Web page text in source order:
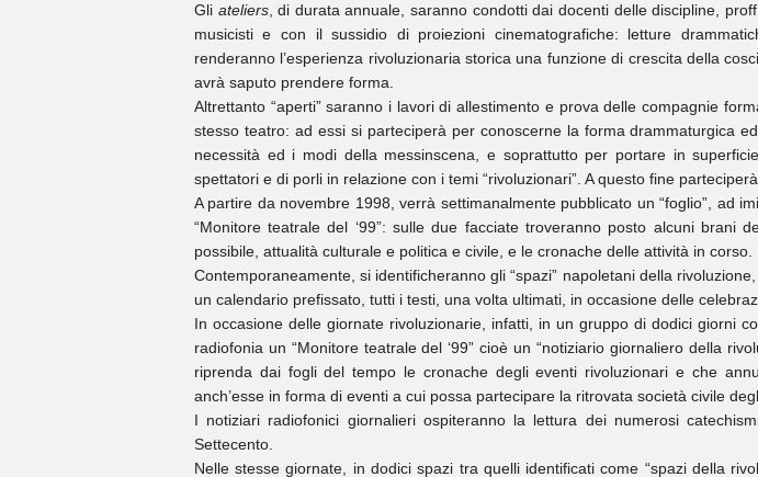
Gli ateliers, di durata annuale, saranno condotti dai docenti delle discipline,
musicisti e con il sussidio di proiezioni cinematografiche: letture
renderanno l’esperienza rivoluzionaria storica una funzione di crescita della
avrà saputo prendere forma.
Altrettanto “aperti” saranno i lavori di allestimento e prova delle compagnie
stesso teatro: ad essi si parteciperà per conoscerne la forma drammaturgica
necessità ed i modi della messinscena, e soprattutto per portare in
spettatori e di porli in relazione con i temi “rivoluzionari”. A questo fine
A partire da novembre 1998, verrà settimanalmente pubblicato un “foglio”, ad
“Monitore teatrale del ‘99”: sulle due facciate troveranno posto alcuni
possibile, attualità culturale e politica e civile, e le cronache delle attività in corso.
Contemporaneamente, si identificheranno gli “spazi” napoletani della
un calendario prefissato, tutti i testi, una volta ultimati, in occasione delle
In occasione delle giornate rivoluzionarie, infatti, in un gruppo di dodici giorni
radiofonia un “Monitore teatrale del ‘99” cioè un “notiziario giornaliero della
riprenda dai fogli del tempo le cronache degli eventi rivoluzionari e che
anch’esse in forma di eventi a cui possa partecipare la ritrovata società civile
I notiziari radiofonici giornalieri ospiteranno la lettura dei numerosi
Settecento.
Nelle stesse giornate, in dodici spazi tra quelli identificati come “spazi della